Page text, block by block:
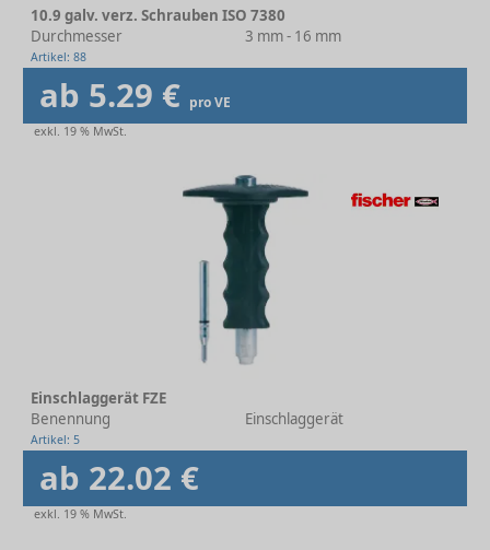
10.9 galv. verz. Schrauben ISO 7380
Durchmesser
3 mm - 16 mm
Artikel: 88
ab 5.29 € pro VE
exkl. 19 % MwSt.
Einschlaggerät FZE
Benennung
Einschlaggerät
Artikel: 5
ab 22.02 €
exkl. 19 % MwSt.